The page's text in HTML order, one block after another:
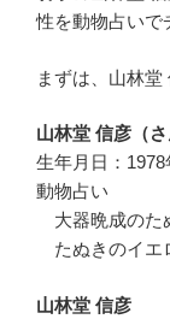
性を動物占いで
まずは、山林堂
山林堂 信彦（
生年月日：
動物占い
大器晩成のた
たぬきのイエ
山林堂 信彦